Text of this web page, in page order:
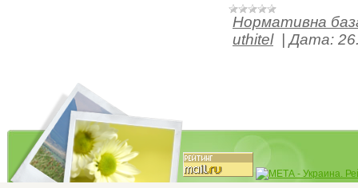
Нормативна
uthitel
|Дата: